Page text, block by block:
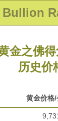
Bullion
金之佛
历史价
黄金价格/